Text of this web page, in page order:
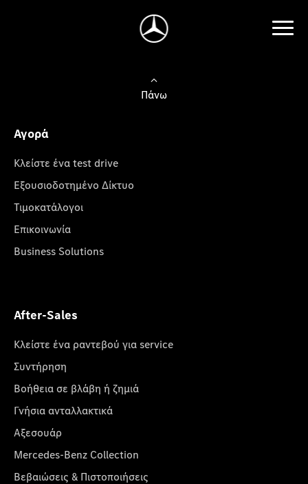
Πάνω
Αγορά
Κλείστε ένα test drive
Εξουσιοδοτημένο Δίκτυο
Τιμοκατάλογοι
Επικοινωνία
Business Solutions
After-Sales
Κλείστε ένα ραντεβού για service
Συντήρηση
Βοήθεια σε βλάβη ή ζημιά
Γνήσια ανταλλακτικά
Αξεσουάρ
Mercedes-Benz Collection
Βεβαιώσεις & Πιστοποιήσεις